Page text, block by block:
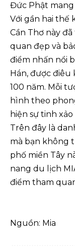
Đức Phật mang
Với gần hai thế
Cần Thơ này
quan đẹp và
điểm nhấn nổi
Hán, được điêu
100 năm. Mỗi
hình theo
hiện sự tinh
Trên đây là
mà bạn không
phố miền Tây
nang du lịch
điểm tham
Nguồn: Mia